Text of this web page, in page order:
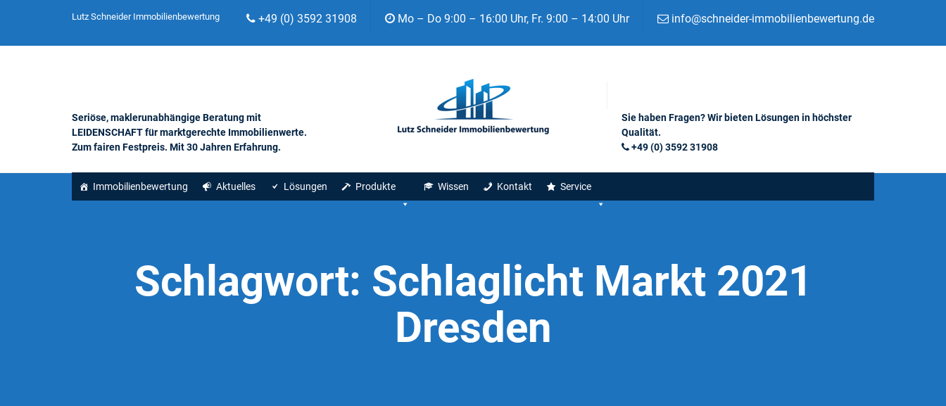
Lutz Schneider Immobilienbewertung +49 (0) 3592 31908 Mo – Do 9:00 – 16:00 Uhr, Fr. 9:00 – 14:00 Uhr info@schneider-immobilienbewertung.de
Seriöse, maklerunabhängige Beratung mit
LEIDENSCHAFT für marktgerechte Immobilienwerte.
Zum fairen Festpreis. Mit 30 Jahren Erfahrung.
Sie haben Fragen? Wir bieten Lösungen in höchster
Qualität.
+49 (0) 3592 31908
Immobilienbewertung Aktuelles Lösungen Produkte Wissen Kontakt Service
Schlagwort: Schlaglicht Markt 2021
Dresden